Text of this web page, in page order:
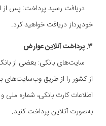
دریافت رسید پرداخت: پس از
خودپرداز دریافت خواهید کرد.
۳. پرداخت آنلاین عوارض
سایت‌های بانکی: بعضی از
از کشور را از طریق وب‌سایت‌های
اطلاعات کارت بانکی، شماره ملی
به‌صورت آنلاین پرداخت کنید.